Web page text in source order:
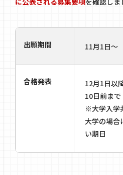
出願期間 11月1日〜
合格発表
12月1日以
10日前まで
※大学入学
大学の場合
い期日